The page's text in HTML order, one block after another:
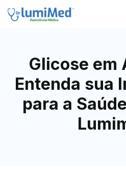
Glicose em
Entenda sua
para a